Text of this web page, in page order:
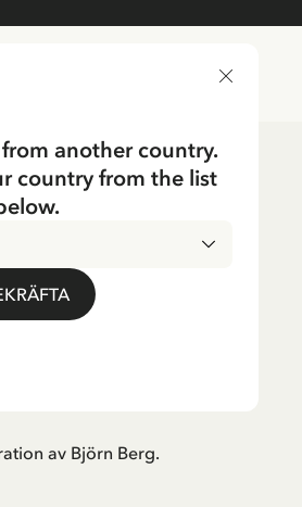
i
av Björn Berg.
another country.
country from the list